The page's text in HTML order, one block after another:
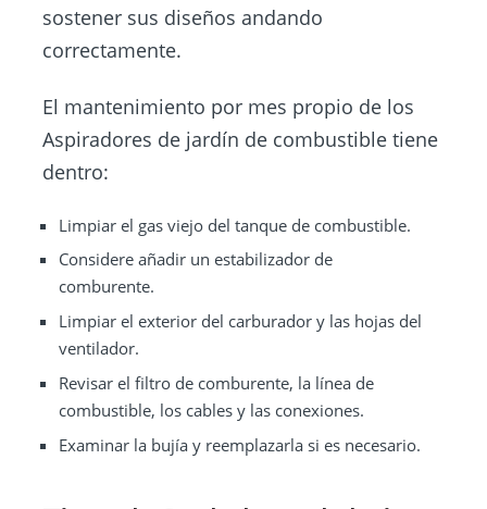
sostener sus diseños andando
correctamente.
El mantenimiento por mes propio de los
Aspiradores de jardín de combustible tiene
dentro:
Limpiar el gas viejo del tanque de combustible.
Considere añadir un estabilizador de
comburente.
Limpiar el exterior del carburador y las hojas del
ventilador.
Revisar el filtro de comburente, la línea de
combustible, los cables y las conexiones.
Examinar la bujía y reemplazarla si es necesario.